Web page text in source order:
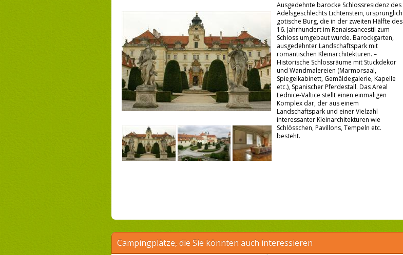
Ausgedehnte barocke Schlossresidenz des
Adelsgeschlechts Lichtenstein, ursprünglich
gotische Burg, die in der zweiten Hälfte des
16. Jahrhundert im Renaissancestil zum
Schloss umgebaut wurde. Barockgarten,
ausgedehnter Landschaftspark mit
romantischen Kleinarchitekturen. –
Historische Schlossräume mit Stuckdekor
und Wandmalereien (Marmorsaal,
Spiegelkabinett, Gemäldegalerie, Kapelle
etc.), Spanischer Pferdestall. Das Areal
Lednice-Valtice stellt einen einmaligen
Komplex dar, der aus einem
Landschaftspark und einer Vielzahl
interessanter Kleinarchitekturen wie
Schlösschen, Pavillons, Tempeln etc.
besteht.
Campingplätze, die Sie könnten auch interessieren